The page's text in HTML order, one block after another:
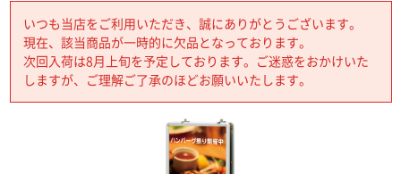
いつも当店をご利用いただき、誠にありがとうございます。
現在、該当商品が一時的に欠品となっております。
次回入荷は8月上旬を予定しております。ご迷惑をおかけいた
しますが、ご理解ご了承のほどお願いいたします。